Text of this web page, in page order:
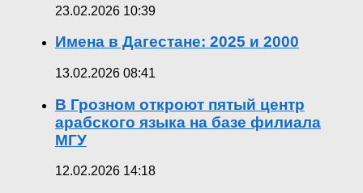
23.02.2026 10:39
Имена в Дагестане: 2025 и 2000
13.02.2026 08:41
В Грозном откроют пятый центр
арабского языка на базе филиала
МГУ
12.02.2026 14:18